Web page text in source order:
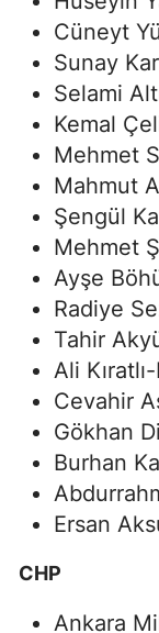
Cüneyt
Sunay
Selami
Kemal
Mehmet
Mahmut
Şengül
Mehmet
Ayşe
Radiye
Tahir
Ali
Cevahir
Gökhan
Burhan
Ersan
CHP
Ankara